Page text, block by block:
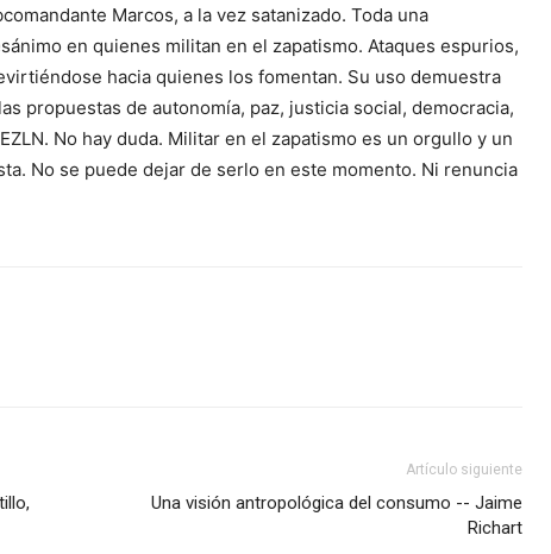
Marcos, a la vez satanizado. Toda una
en quienes militan en el zapatismo. Ataques espurios,
hacia quienes los fomentan. Su uso demuestra
propuestas de autonomía, paz, justicia social, democracia,
No hay duda. Militar en el zapatismo es un orgullo y un
No se puede dejar de serlo en este momento. Ni renuncia
Artículo siguiente
Una visión antropológica del consumo -- Jaime
Richart